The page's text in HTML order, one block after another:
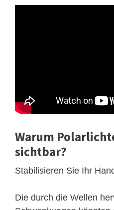
Warum
sichtbar?
Stabilisieren Sie Ihr
Die durch die Wellen